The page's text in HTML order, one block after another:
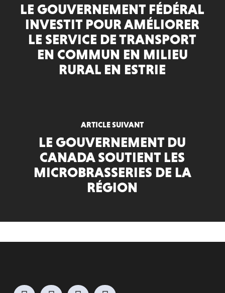
LE GOUVERNEMENT FÉDÉRAL
INVESTIT POUR AMÉLIORER
LE SERVICE DE TRANSPORT
EN COMMUN EN MILIEU
RURAL EN ESTRIE
ARTICLE SUIVANT
LE GOUVERNEMENT DU
CANADA SOUTIENT LES
MICROBRASSERIES DE LA
RÉGION